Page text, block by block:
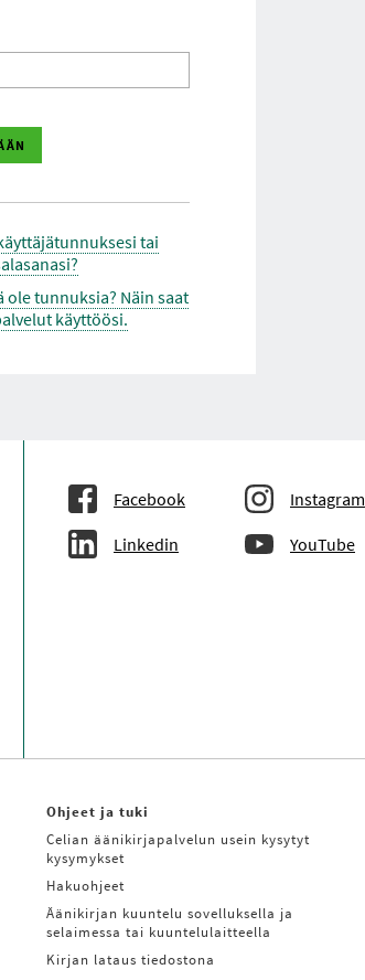
tai
ole tunnuksia? Näin saat
käyttöösi.
Facebook Instagram
Linkedin YouTube
Ohjeet ja tuki
Celian äänikirjapalvelun usein kysytyt
kysymykset
Hakuohjeet
Äänikirjan kuuntelu sovelluksella ja
selaimessa tai kuuntelulaitteella
Kirjan lataus tiedostona